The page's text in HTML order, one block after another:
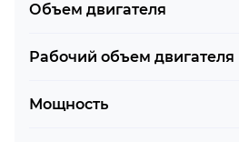
Объем двигателя
Рабочий объем двигателя
Мощность